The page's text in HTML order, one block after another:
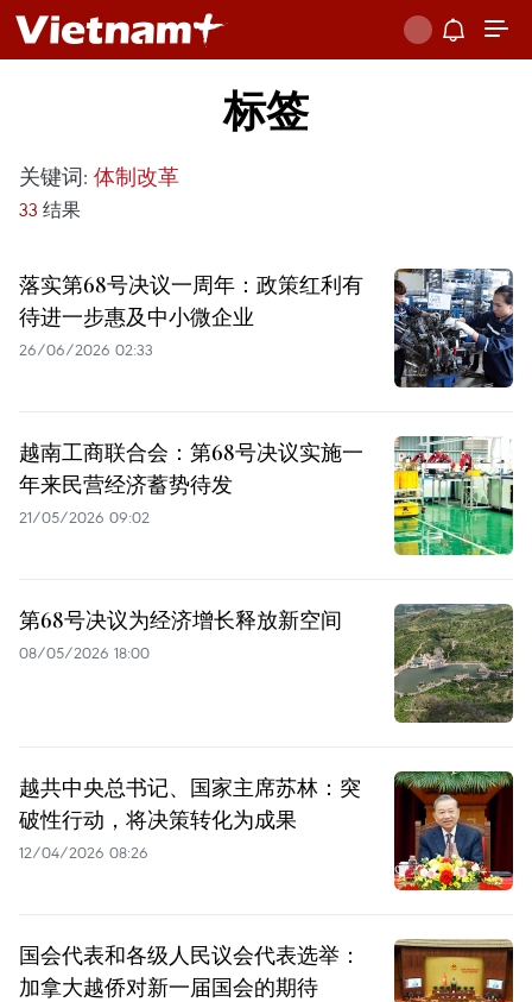
标签
关键词: 体制改革
33 结果
落实第68号决议一周年：政策红利有
待进一步惠及中小微企业
26/06/2026 02:33
越南工商联合会：第68号决议实施一
年来民营经济蓄势待发
21/05/2026 09:02
第68号决议为经济增长释放新空间
08/05/2026 18:00
越共中央总书记、国家主席苏林：突
破性行动，将决策转化为成果
12/04/2026 08:26
国会代表和各级人民议会代表选举：
加拿大越侨对新一届国会的期待